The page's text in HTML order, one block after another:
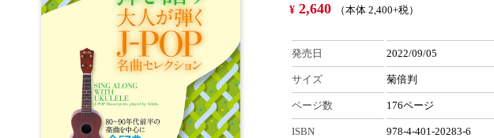
¥ 2,640 （本体 2,400+税）
発売日 2022/09/05
サイズ 菊倍判
ページ数 176ページ
ISBN 978-4-401-20283-6